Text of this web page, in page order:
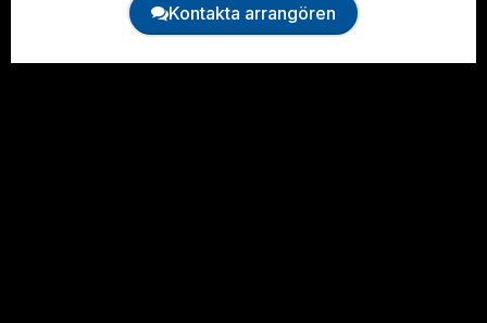
Kontakta arrangören